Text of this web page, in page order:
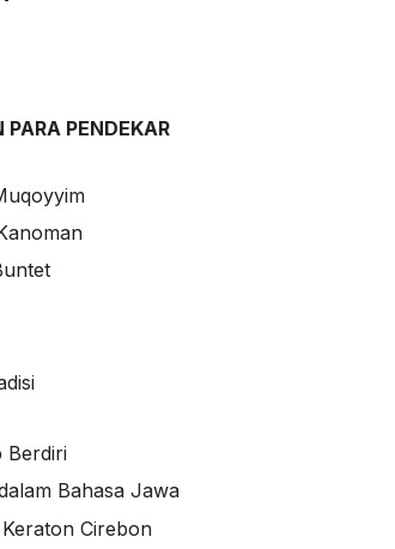
PENDEKAR
Berdiri
Bahasa Jawa
Cirebon